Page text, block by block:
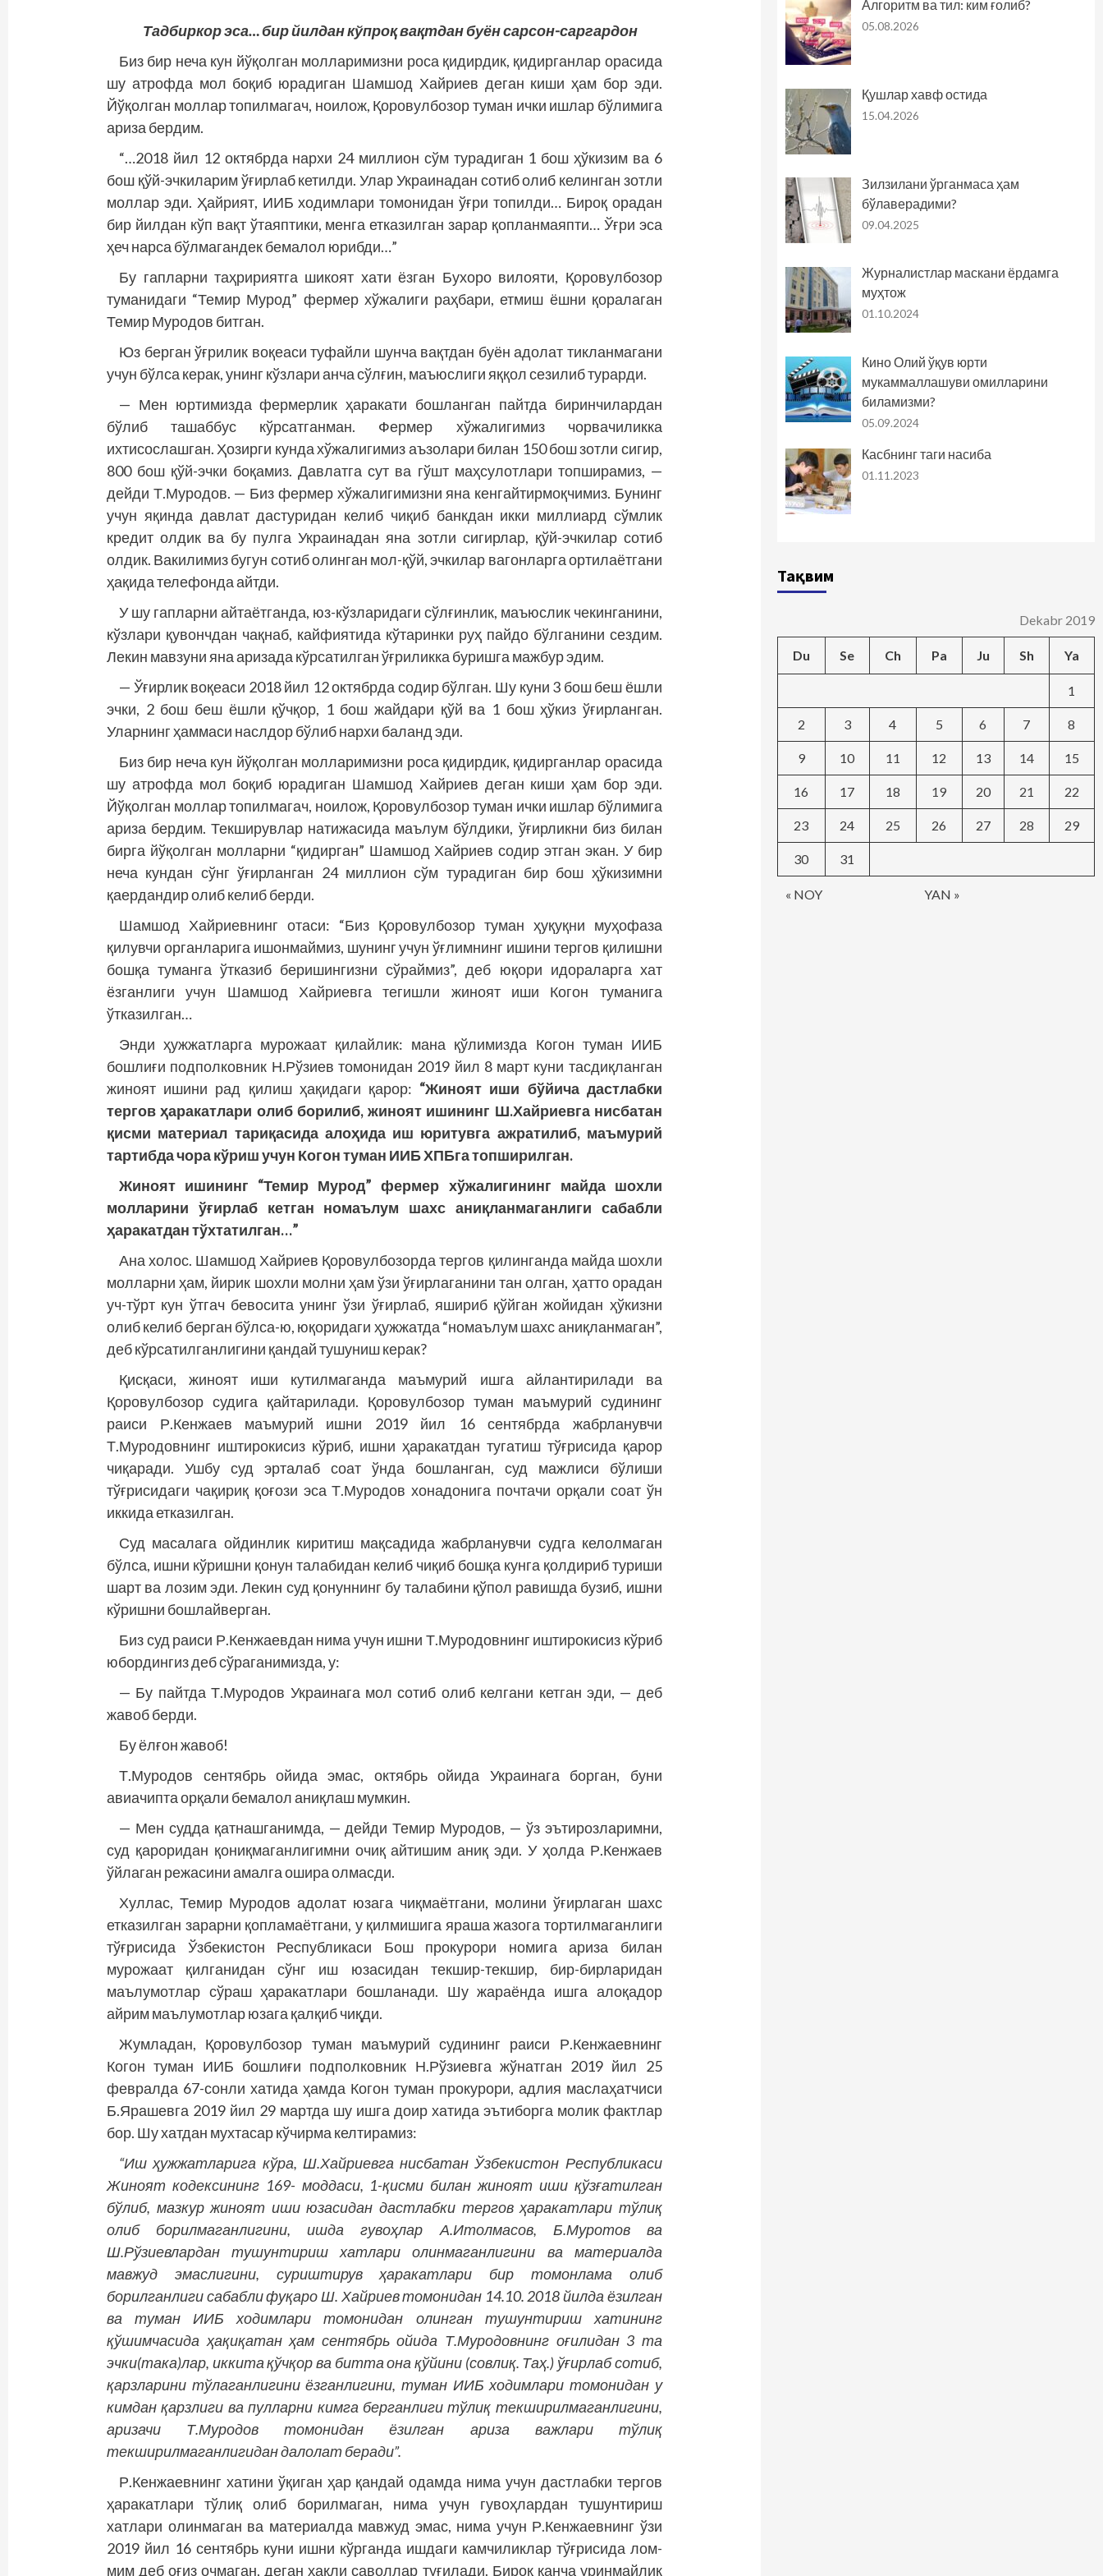
Тадбиркор эса… бир йилдан кўпроқ вақтдан буён сарсон-саргардон
Биз бир неча кун йўқолган молларимизни роса қидирдик, қидирганлар орасида
шу атрофда мол боқиб юрадиган Шамшод Хайриев деган киши ҳам бор эди.
Йўқолган моллар топилмагач, ноилож, Қоровулбозор туман ички ишлар бўлимига
ариза бердим.
“…2018 йил 12 октябрда нархи 24 миллион сўм турадиган 1 бош ҳўкизим ва 6
бош қўй-эчкиларим ўғирлаб кетилди. Улар Украинадан сотиб олиб келинган зотли
моллар эди. Ҳайрият, ИИБ ходимлари томонидан ўғри топилди… Бироқ орадан
бир йилдан кўп вақт ўтаяптики, менга етказилган зарар қопланмаяпти… Ўғри эса
ҳеч нарса бўлмагандек бемалол юрибди…”
Бу гапларни таҳририятга шикоят хати ёзган Бухоро вилояти, Қоровулбозор
туманидаги “Темир Мурод” фермер хўжалиги раҳбари, етмиш ёшни қоралаган
Темир Муродов битган.
Юз берган ўғрилик воқеаси туфайли шунча вақтдан буён адолат тикланмагани
учун бўлса керак, унинг кўзлари анча сўлғин, маъюс­лиги яққол сезилиб турарди.
— Мен юртимизда фермерлик ҳаракати бошланган пайтда биринчилардан
бўлиб ташаббус кўрсатганман. Фермер хўжалигимиз чорвачиликка
ихтисослашган. Ҳозирги кунда хўжалигимиз аъзолари билан 150 бош зотли сигир,
800 бош қўй-эчки боқамиз. Давлатга сут ва гўшт маҳсулотлари топширамиз, —
дейди Т.Муродов. — Биз фермер хўжалигимизни яна кенгайтирмоқчимиз. Бунинг
учун яқинда давлат дастуридан келиб чиқиб банкдан икки миллиард сўмлик
кредит олдик ва бу пулга Украинадан яна зотли сигирлар, қўй-эчкилар сотиб
олдик. Вакилимиз бугун сотиб олинган мол-қўй, эчкилар вагонларга ортилаётгани
ҳақида телефонда айтди.
У шу гапларни айтаётганда, юз-кўзларидаги сўлғинлик, маъюслик чекинганини,
кўзлари қувончдан чақнаб, кайфиятида кўтаринки руҳ пайдо бўлганини сездим.
Лекин мавзуни яна аризада кўрсатилган ўғриликка буришга мажбур эдим.
— Ўғирлик воқеаси 2018 йил 12 октябрда содир бўлган. Шу куни 3 бош беш ёшли
эчки, 2 бош беш ёшли қўчқор, 1 бош жайдари қўй ва 1 бош ҳўкиз ўғирланган.
Уларнинг ҳаммаси насл­дор бўлиб нархи баланд эди.
Биз бир неча кун йўқолган молларимизни роса қидирдик, қидирганлар орасида
шу атрофда мол боқиб юрадиган Шамшод Хайриев деган киши ҳам бор эди.
Йўқолган моллар топилмагач, ноилож, Қоровулбозор туман ички ишлар бўлимига
ариза бердим. Текширувлар натижасида маълум бўлдики, ўғирликни биз билан
бирга йўқолган молларни “қидирган” Шамшод Хайриев содир этган экан. У бир
неча кундан сўнг ўғирланган 24 миллион сўм турадиган бир бош ҳўкизимни
қаердандир олиб келиб берди.
Шамшод Хайриевнинг отаси: “Биз Қоровулбозор туман ҳуқуқни муҳофаза
қилувчи органларига ишонмаймиз, шунинг учун ўғлимнинг ишини тергов қилишни
бош­қа туманга ўтказиб беришингизни сўраймиз”, деб юқори идораларга хат
ёзганлиги учун Шамшод Хайриевга тегишли жиноят иши Когон туманига
ўтказилган…
Энди ҳужжатларга мурожаат қилайлик: мана қўлимизда Когон туман ИИБ
бошлиғи подполковник Н.Рўзиев томонидан 2019 йил 8 март куни тасдиқланган
жиноят ишини рад қилиш ҳақидаги қарор: “Жиноят иши бўйича дастлабки
тергов ҳаракатлари олиб борилиб, жиноят ишининг Ш.Хайриевга нисбатан
қисми материал тариқасида алоҳида иш юритувга ажратилиб, маъмурий
тартибда чора кўриш учун Когон туман ИИБ ХПБга топширилган.
Жиноят ишининг “Темир Мурод” фермер хўжалигининг майда шохли
молларини ўғирлаб кетган номаълум шахс аниқланмаганлиги сабабли
ҳаракатдан тўхтатилган…”
Ана холос. Шамшод Хайриев Қоровулбозорда тергов қилинганда майда шохли
молларни ҳам, йирик шохли молни ҳам ўзи ўғирлаганини тан олган, ҳатто орадан
уч-тўрт кун ўтгач бевосита унинг ўзи ўғирлаб, яшириб қўйган жойи­дан ҳўкизни
олиб келиб берган бўлса-ю, юқоридаги ҳужжатда “номаълум шахс аниқланмаган”,
деб кўрсатилганлигини қандай тушуниш керак?
Қисқаси, жиноят иши кутилмаганда маъмурий ишга айлантирилади ва
Қоровулбозор судига қайтарилади. Қоровулбозор туман маъмурий судининг
раиси Р.Кенжаев маъмурий ишни 2019 йил 16 сентябрда жабрланувчи
Т.Муродовнинг иштирокисиз кўриб, ишни ҳаракатдан тугатиш тўғрисида қарор
чиқаради. Ушбу суд эрталаб соат ўнда бошланган, суд мажлиси бўлиши
тўғрисидаги чақириқ қоғози эса Т.Муродов хонадонига почтачи орқали соат ўн
иккида етказилган.
Суд масалага ойдинлик киритиш мақсадида жабрланувчи судга келолмаган
бўлса, ишни кўришни қонун талабидан келиб чиқиб бошқа кунга қолдириб туриши
шарт ва лозим эди. Лекин суд қонуннинг бу талабини қўпол равишда бузиб, ишни
кўришни бошлайверган.
Биз суд раиси Р.Кенжаевдан нима учун ишни Т.Муродовнинг иштирокисиз кўриб
юбордингиз деб сўраганимизда, у:
— Бу пайтда Т.Муродов Украинага мол сотиб олиб келгани кетган эди, — деб
жавоб берди.
Бу ёлғон жавоб!
Т.Муродов сентябрь ойида эмас, октябрь ойида Украинага борган, буни
авиачипта орқали бемалол аниқлаш мумкин.
— Мен судда қатнашганимда, — дейди Темир Муродов, — ўз эътирозларимни,
суд қароридан қониқмаганлигимни очиқ айтишим аниқ эди. У ҳолда Р.Кенжаев
ўйлаган режасини амалга ошира олмасди.
Хуллас, Темир Муродов адолат юзага чиқмаётгани, молини ўғирлаган шахс
етказилган зарарни қопламаётгани, у қилмишига яраша жазога тортилмаганлиги
тўғрисида Ўзбекистон Республикаси Бош прокурори номига ариза билан
мурожаат қилганидан сўнг иш юзасидан текшир-текшир, бир-бирларидан
маълумотлар сўраш ҳаракатлари бошланади. Шу жараёнда ишга алоқадор
айрим маълумотлар юзага қалқиб чиқди.
Жумладан, Қоровулбозор туман маъмурий судининг раиси Р.Кенжаевнинг
Когон туман ИИБ бошлиғи подполковник Н.Рўзиевга жўнатган 2019 йил 25
февралда 67-сонли хатида ҳамда Когон туман прокурори, адлия маслаҳатчиси
Б.Ярашевга 2019 йил 29 мартда шу ишга доир хатида эътиборга молик фактлар
бор. Шу хатдан мухтасар кўчирма келтирамиз:
“Иш ҳужжатларига кўра, Ш.Хайриевга нисбатан Ўзбекистон Республикаси
Жиноят кодексининг 169- моддаси, 1-қисми билан жиноят иши қўзғатилган
бўлиб, мазкур жиноят иши юзасидан дастлабки тергов ҳаракатлари тўлиқ
олиб борилмаганлигини, ишда гувоҳлар А.Итолмасов, Б.Муротов ва
Ш.Рўзиевлардан тушунтириш хатлари олинмаганлигини ва материалда
мавжуд эмаслигини, суриштирув ҳаракатлари бир томонлама олиб
борилганлиги сабабли фуқаро Ш. Хайриев томонидан 14.10. 2018 йилда ёзилган
ва туман ИИБ ходимлари томонидан олинган тушунтириш хатининг
қўшимчасида ҳақиқатан ҳам сентябрь ойида Т.Муродовнинг оғилидан 3 та
эчки(така)лар, иккита қўчқор ва битта она қўйини (сов­лиқ. Таҳ.) ўғирлаб сотиб,
қарз­ларини тўлаганлигини ёзганлигини, туман ИИБ ходимлари томонидан у
кимдан қарзлиги ва пулларни кимга берганлиги тўлиқ текширилмаганлигини,
аризачи Т.Муродов томонидан ёзилган ариза важлари тўлиқ
текширилмаганлигидан далолат беради”.
Р.Кенжаевнинг хатини ўқиган ҳар қандай одамда нима учун даст­лабки тергов
ҳаракатлари тўлиқ олиб борилмаган, нима учун гувоҳлардан тушунтириш
хатлари олинмаган ва материалда мавжуд эмас, нима учун Р.Кенжаевнинг ўзи
2019 йил 16 сентябрь куни ишни кўрганда ишдаги камчиликлар тўғрисида лом-
мим деб оғиз очмаган, деган ҳақли саволлар туғилади. Бироқ қанча уринмайлик
Алгоритм ва тил: ким ғолиб?
05.08.2026
Қушлар хавф остида
15.04.2026
Зилзилани ўрганмаса ҳам
бўлаверадими?
09.04.2025
Журналистлар маскани ёрдамга
муҳтож
01.10.2024
Кино Олий ўқув юрти
мукаммаллашуви омилларини
биламизми?
05.09.2024
Касбнинг таги насиба
01.11.2023
Тақвим
Dekabr 2019
Du Se Ch Pa Ju Sh Ya
« NOY YAN »
1
2 3 4 5 6 7 8
9 10 11 12 13 14 15
16 17 18 19 20 21 22
23 24 25 26 27 28 29
30 31